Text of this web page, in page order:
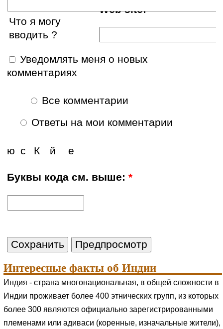
Web site:
Что я могу
вводить ?
Уведомлять меня о новых
комментариях
Все комментарии
Ответы на мои комментарии
ю е
с й
К
Буквы кода см. выше:*
Интересные факты об Индии
Индия - страна многонациональная, в общей сложности в
Индии проживает более 400 этнических групп, из которых
более 300 являются официально зарегистрированными
племенами или адиваси (коренные, изначальные жители),